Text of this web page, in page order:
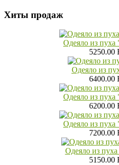
Хиты продаж
Одеяло из
5250.00
Одеяло из
6400.00
Одеяло из
6200.00
Одеяло из
7200.00
Одеяло из
5150.00